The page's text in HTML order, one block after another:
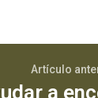
Artículo
a